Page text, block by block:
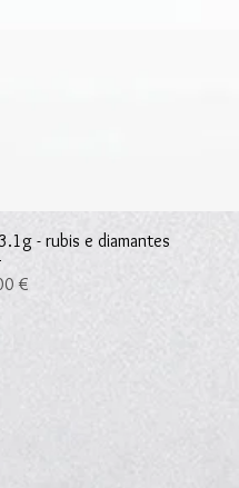
rápida- rubis e diamantes
€